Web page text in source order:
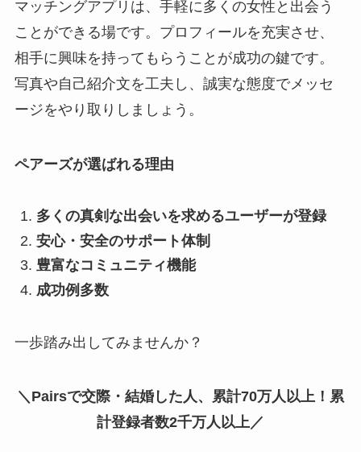
マッチングアプリは、手軽に多くの女性と出会う
ことができる場です。プロフィールを充実させ、
相手に興味を持ってもらうことが成功の鍵です。
写真や自己紹介文を工夫し、誠実な態度でメッセ
ージをやり取りしましょう。
ペアーズが選ばれる理由
多くの真剣な出会いを求めるユーザーが登録
安心・安全のサポート体制
豊富なコミュニティ機能
成功例多数
一歩踏み出してみませんか？
＼Pairsで交際・結婚した人、累計70万人以上！累
計登録者数2千万人以上／